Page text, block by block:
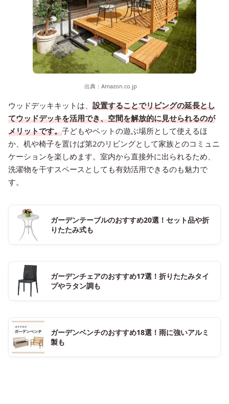
出典： Amazon.co.jp
ウッドデッキキットは、 設置することでリビングの延長とし
てウッドデッキを活用でき、空間を解放的に見せられるのが
メリットです。子どもやペットの遊ぶ場所として使えるほ
か、机や椅子を置けば第2のリビングとして家族とのコミュニ
ケーションを楽しめます。室内から直接外に出られるため、
洗濯物を干すスペースとしても有効活用できるのも魅力で
す。
ガーデンテーブルのおすすめ20選！セット品や折
りたたみ式も
ガーデンチェアのおすすめ17選！折りたたみタイ
プやラタン調も
ガーデンベンチのおすすめ18選！雨に強いアルミ
製も